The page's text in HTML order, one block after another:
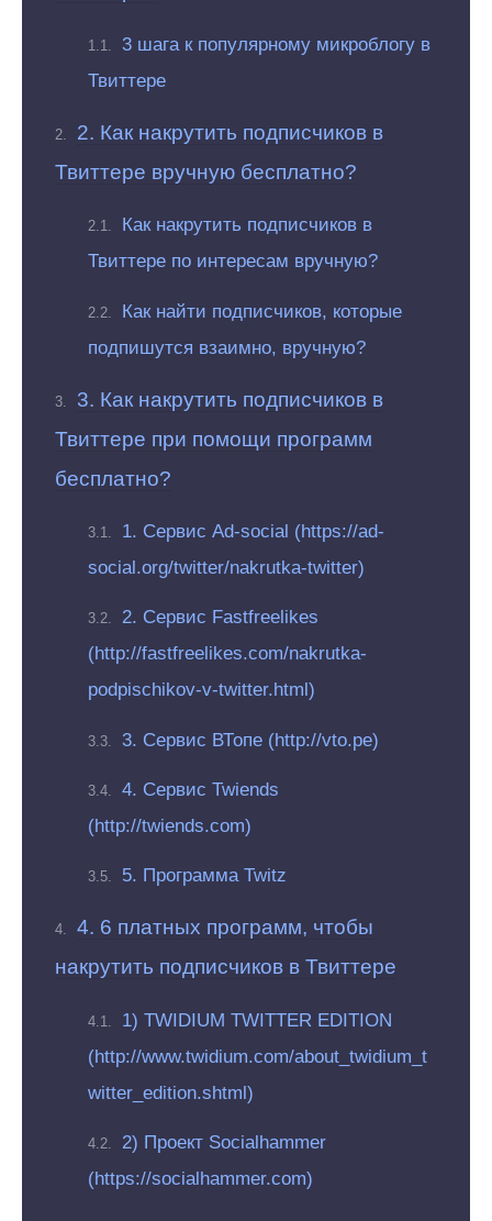
3 шага к популярному микроблогу в
Твиттере
2. Как накрутить подписчиков в
Твиттере вручную бесплатно?
Как накрутить подписчиков в
Твиттере по интересам вручную?
Как найти подписчиков, которые
подпишутся взаимно, вручную?
3. Как накрутить подписчиков в
Твиттере при помощи программ
бесплатно?
1. Сервис Аd-social (https://ad-
social.org/twitter/nakrutka-twitter)
2. Сервис Fastfreelikes
(http://fastfreelikes.com/nakrutka-
podpischikov-v-twitter.html)
3. Сервис ВТопе (http://vto.pe)
4. Сервис Twiends
(http://twiends.com)
5. Программа Twitz
4. 6 платных программ, чтобы
накрутить подписчиков в Твиттере
1) TWIDIUM TWITTER EDITION
(http://www.twidium.com/about_twidium_t
witter_edition.shtml)
2) Проект Socialhammer
(https://socialhammer.com)